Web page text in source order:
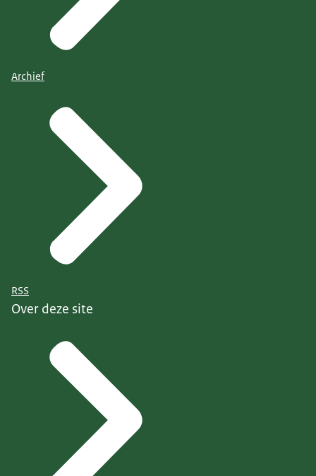
Archief
RSS
Over deze site